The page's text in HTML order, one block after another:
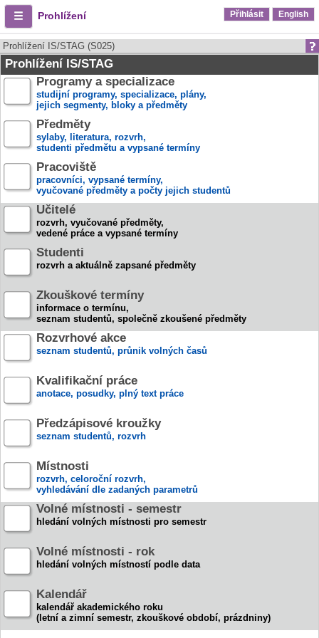
Prohlížení Přihlásit English
Prohlížení IS/STAG (S025)
Prohlížení IS/STAG
Programy a specializace
studijní programy, specializace, plány,
jejich segmenty, bloky a předměty
Předměty
sylaby, literatura, rozvrh,
studenti předmětu a vypsané termíny
Pracoviště
pracovníci, vypsané termíny,
vyučované předměty a počty jejich studentů
Učitelé
rozvrh, vyučované předměty,
vedené práce a vypsané termíny
Studenti
rozvrh a aktuálně zapsané předměty
Zkouškové termíny
informace o termínu,
seznam studentů, společně zkoušené předměty
Rozvrhové akce
seznam studentů, průnik volných časů
Kvalifikační práce
anotace, posudky, plný text práce
Předzápisové kroužky
seznam studentů, rozvrh
Místnosti
rozvrh, celoroční rozvrh,
vyhledávání dle zadaných parametrů
Volné místnosti - semestr
hledání volných místnosti pro semestr
Volné místnosti - rok
hledání volných místností podle data
Kalendář
kalendář akademického roku
(letní a zimní semestr, zkouškové období, prázdniny)